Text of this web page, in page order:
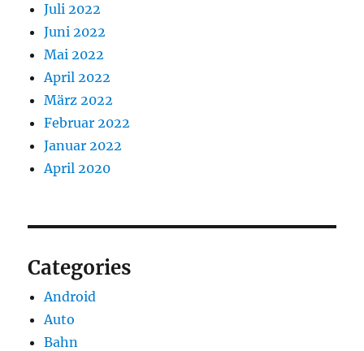
Juli 2022
Juni 2022
Mai 2022
April 2022
März 2022
Februar 2022
Januar 2022
April 2020
Categories
Android
Auto
Bahn